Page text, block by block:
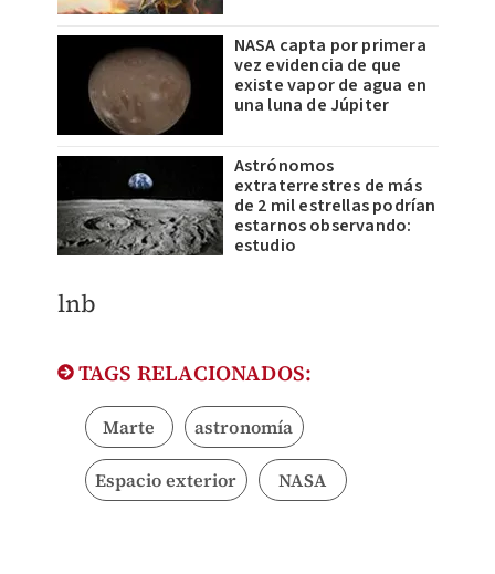
NASA capta por primera
vez evidencia de que
existe vapor de agua en
una luna de Júpiter
Astrónomos
extraterrestres de más
de 2 mil estrellas podrían
estarnos observando:
estudio
lnb
TAGS RELACIONADOS:
Marte astronomía
Espacio exterior NASA